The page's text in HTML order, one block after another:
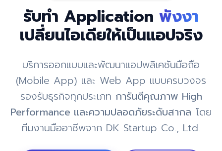
รับทำ Application พังงา
เปลี่ยนไอเดียให้เป็นแอปจริง
บริการออกแบบและพัฒนาแอปพลิเคชันมือถือ
(Mobile App) และ Web App แบบครบวงจร
รองรับธุรกิจทุกประเภท การันตีคุณภาพ High
Performance และความปลอดภัยระดับสากล โดย
ทีมงานมืออาชีพจาก DK Startup Co., Ltd.